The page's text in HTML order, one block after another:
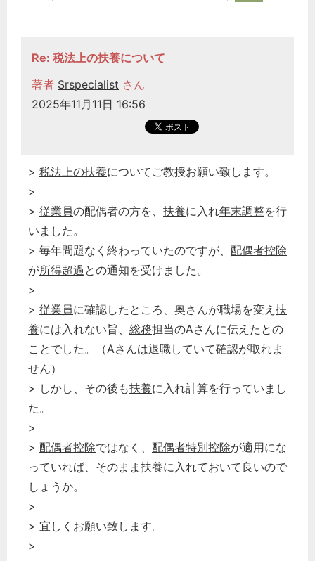
Re: 税法上の扶養について
著者 Srspecialist さん
2025年11月11日 16:56
> 税法上の扶養についてご教授お願い致します。
>
> 従業員の配偶者の方を、 扶養に入れ年末調整を行
いました。
> 毎年問題なく終わっていたのですが、 配偶者控除
が所得超過 との通知を受けました。
>
> 従業員に確認したところ、奥さんが職場を変え 扶
養には入れない旨、 総務担当のAさんに伝えたとの
ことでした。（Aさんは退職していて確認が取れま
せん）
> しかし、その後も扶養に入れ計算を行っていまし
た。
>
> 配偶者控除ではなく、 配偶者特別控除が適用にな
っていれば、そのまま 扶養に入れておいて良いので
しょうか。
>
> 宜しくお願い致します。
>